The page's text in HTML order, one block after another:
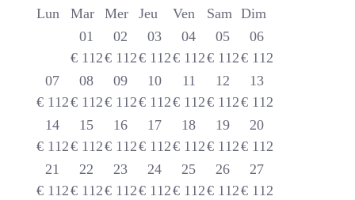
Lun
Mar Mer Jeu Ven Sam Dim
01
€ 112
02
€ 112
03
€ 112
04
€ 112
05
€ 112
06
€ 112
07
€ 112
08
€ 112
09
€ 112
10
€ 112
11
€ 112
12
€ 112
13
€ 112
14
€ 112
15
€ 112
16
€ 112
17
€ 112
18
€ 112
19
€ 112
20
€ 112
21
€ 112
22
€ 112
23
€ 112
24
€ 112
25
€ 112
26
€ 112
27
€ 112